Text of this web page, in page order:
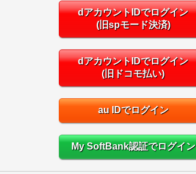
dアカウントIDでログイン
(旧spモード決済)
dアカウントIDでログイン
(旧ドコモ払い)
au IDでログイン
My SoftBank認証でログイン